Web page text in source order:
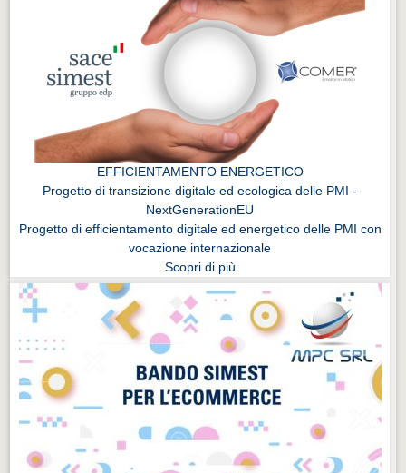
EFFICIENTAMENTO ENERGETICO
Progetto di transizione digitale ed ecologica delle PMI -
NextGenerationEU
Progetto di efficientamento digitale ed energetico delle PMI con
vocazione internazionale
Scopri di più